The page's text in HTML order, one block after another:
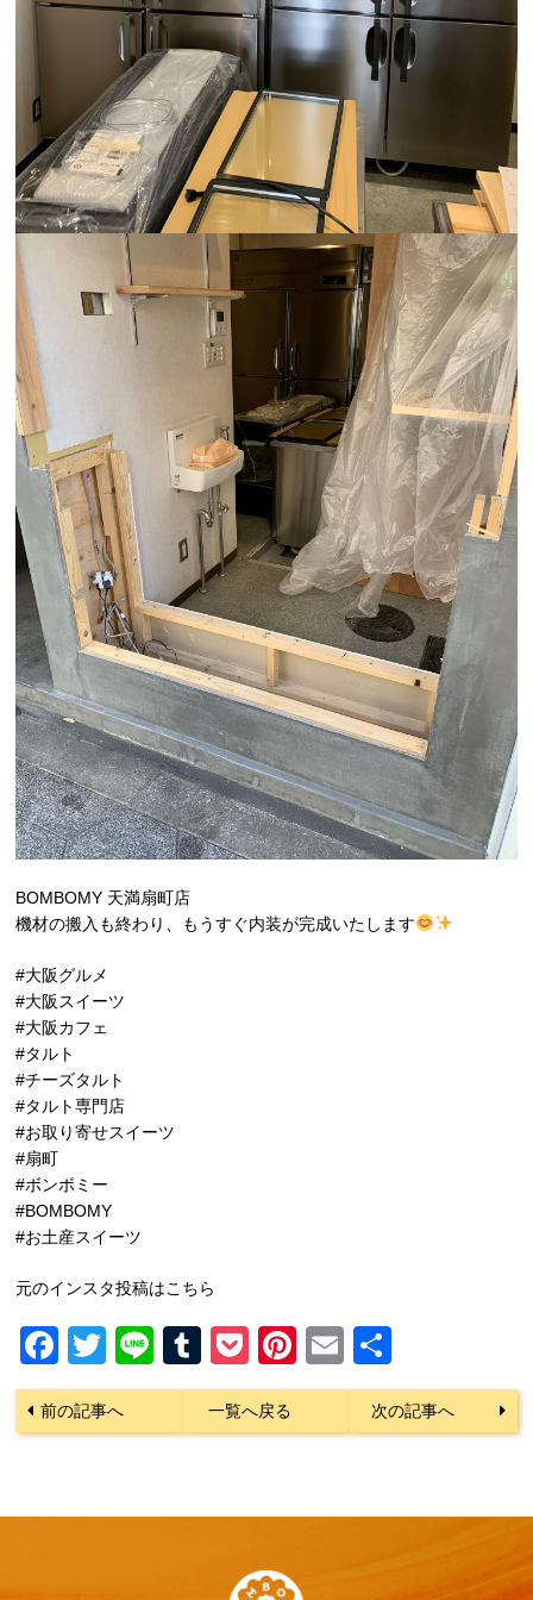
BOMBOMY 天満扇町店
機材の搬入も終わり、もうすぐ内装が完成いたします
#大阪グルメ
#大阪スイーツ
#大阪カフェ
#タルト
#チーズタルト
#タルト専門店
#お取り寄せスイーツ
#扇町
#ボンボミー
#BOMBOMY
#お土産スイーツ
元のインスタ投稿はこちら
Facebook
Twitter
LineTumblr
Pocket
Pinterest
Email
有
前の記事へ 一覧へ戻る 次の記事へ